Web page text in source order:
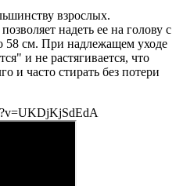
взрослых.
надеть ее на голову с
58 см. При надлежащем уходе
и не растягивается, что
и часто стирать без потери